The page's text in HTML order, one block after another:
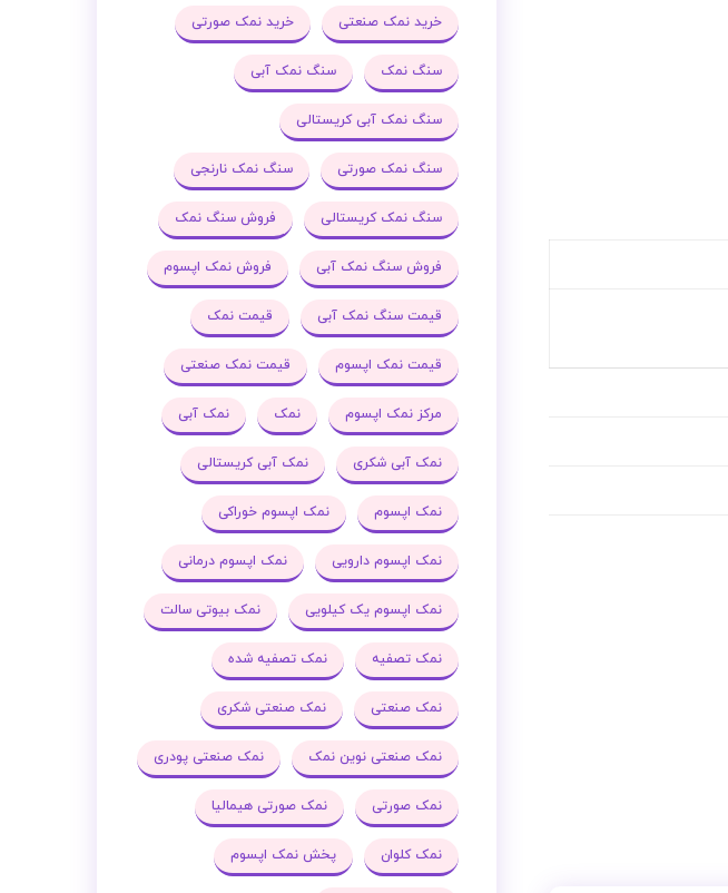
خرید نمک صنعتی خرید نمک صورتی
سنگ نمک سنگ نمک آبی
سنگ نمک آبی کریستالی
سنگ نمک صورتی سنگ نمک نارنجی
سنگ نمک کریستالی فروش سنگ نمک
فروش سنگ نمک آبی فروش نمک اپسوم
قیمت سنگ نمک آبی قیمت نمک
قیمت نمک اپسوم قیمت نمک صنعتی
مرکز نمک اپسوم نمک نمک آبی
نمک آبی شکری نمک آبی کریستالی
نمک اپسوم نمک اپسوم خوراکی
نمک اپسوم دارویی نمک اپسوم درمانی
نمک اپسوم یک کیلویی نمک بیوتی سالت
نمک تصفیه نمک تصفیه شده
نمک صنعتی نمک صنعتی شکری
نمک صنعتی نوین نمک نمک صنعتی پودری
نمک صورتی نمک صورتی هیمالیا
نمک کلوان پخش نمک اپسوم